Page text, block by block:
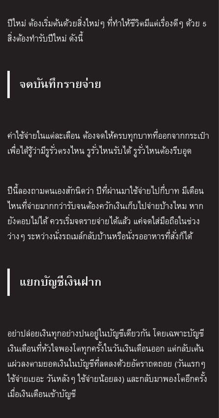
ปีใหม่ ต้องเริ่มต้นด้วยสิ่งใหม่ๆ ที่ทำให้ชีวิตมีแต่เรื่องดีๆ ด้วย 5
สิ่งต้องทำรับปีใหม่ ดังนี้
จดบันทึกรายจ่าย
ค่าใช้จ่ายในแต่ละเดือน ต้องจดให้ครบทุกบาทที่ออกจากกระเป๋า
เพื่อได้รู้ว่ามีรูรั่วตรงไหน รูรั่วไหนรับได้ รูรั่วไหนต้องรีบอุด
ปีนี้ลองถามตนเองสักนิดว่า ปีที่ผ่านมาใช้จ่ายไปกี่บาท มีเดือน
ไหนที่จ่ายมากกว่ารับจนต้องควักเงินเก็บไปจ่ายบ้างไหม หาก
ยังตอบไม่ได้ ควรเริ่มจดรายจ่ายได้แล้ว แค่จดใส่มือถือในช่วง
ว่างๆ ระหว่างนั่งรถเมล์กลับบ้านหรือนั่งรออาหารที่สั่งก็ได้
แยกบัญชีเงินฝาก
อย่าปล่อยเงินทุกอย่างปนอยู่ในบัญชีเดียวกัน โดยเฉพาะบัญชี
เงินเดือนที่หัวใจพองโตทุกครั้งในวันเงินเดือนออก แต่กลับเต้น
แผ่วลงตามยอดเงินในบัญชีที่ลดลงด้วยอัตราถดถอย (วันแรกๆ
ใช้จ่ายเยอะ วันหลังๆ ใช้จ่ายน้อยลง) และกลับมาพองโตอีกครั้ง
เมื่อเงินเดือนเข้าบัญชี